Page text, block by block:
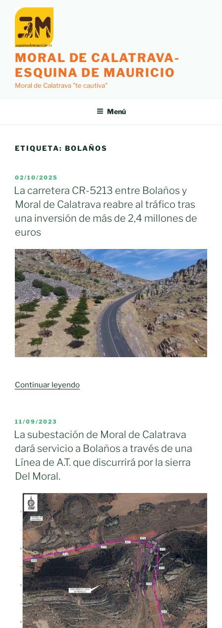
contenido
MORAL DE CALATRAVA-
ESQUINA DE MAURICIO
Moral de Calatrava "te cautiva"
Menú
ETIQUETA: BOLAÑOS
PUBLICADO
EL
02/10/2025
La carretera CR-5213 entre Bolaños y
Moral de Calatrava reabre al tráfico tras
una inversión de más de 2,4 millones de
euros
Continuar leyendo«La
entre
Bolaños
Moral
Calatrava
reabre
al
tráfico
tras
una
inversión
de
más
de
2,4
millones
PUBLICADO
EL
11/09/2023
La subestación de Moral de Calatrava
dará servicio a Bolaños a través de una
Línea de A.T. que discurrirá por la sierra
Del Moral.